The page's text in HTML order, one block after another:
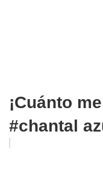
¡Cuánto
#chantal